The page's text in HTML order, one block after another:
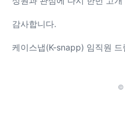
감사합니다.
케이스냅(K-snapp) 임직원 드
©